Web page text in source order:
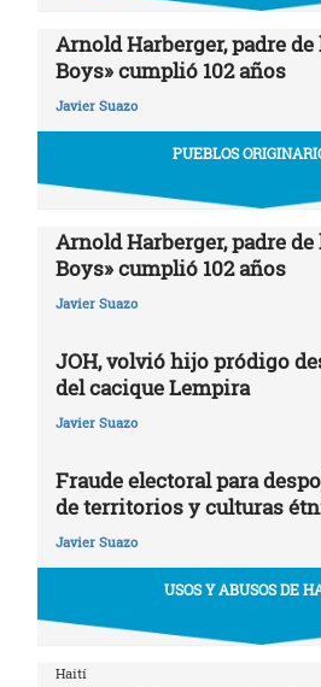
Arnold Harberger, padre de
Boys» cumplió 102 años
Javier Suazo
PUEBLOS
Arnold Harberger, padre de
Boys» cumplió 102 años
Javier Suazo
JOH, volvió hijo pródigo
del cacique Lempira
Javier Suazo
Fraude electoral para
de territorios y culturas
Javier Suazo
USOS Y ABUSOS DE
Haití